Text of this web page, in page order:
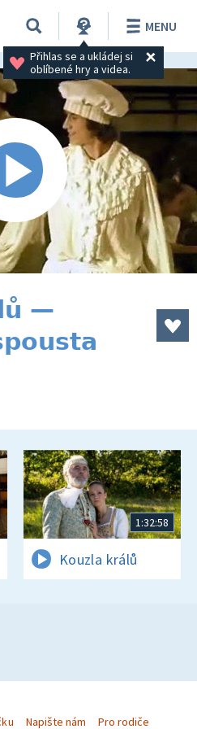
Přihlas se a ukládej si
oblíbené hry a videa.
MENU
—
1:32:58
Kouzla králů
Napište nám Pro rodiče